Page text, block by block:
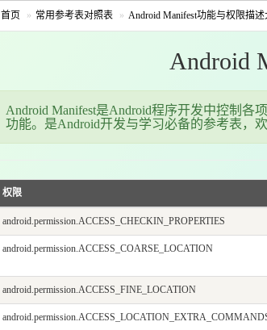
首页 常用参考表对照表 Android Manifest功能与权限描述
Android
Android Manifest是Android程序开发中控制各
功能。是Android开发与学习必备的参考表，
权限
android.permission.ACCESS_CHECKIN_PROPERTIES
android.permission.ACCESS_COARSE_LOCATION
android.permission.ACCESS_FINE_LOCATION